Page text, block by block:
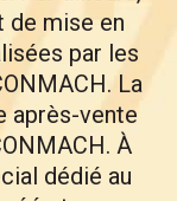
de mise en
par les
La
après-vente
À
dédié au